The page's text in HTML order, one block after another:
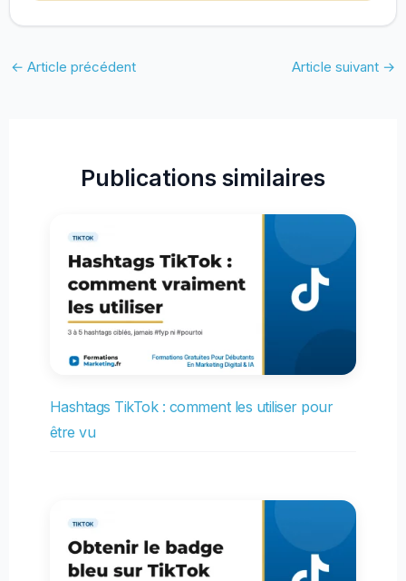
← Article précédent Article suivant →
Publications similaires
Hashtags TikTok : comment les utiliser pour
être vu